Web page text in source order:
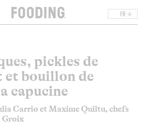
FR
pickles de
bouillon de
capucine
Carrio et Maxime Quiltu, chefs
Groix